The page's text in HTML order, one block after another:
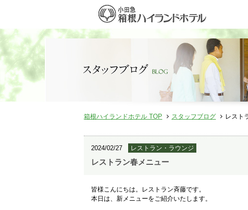
箱根ハイランドホテル TOP スタッフブログ レスト
2024/02/27 レストラン・ラウンジ
レストラン春メニュー
皆様こんにちは。レストラン斉藤です。
本日は、新メニューをご紹介いたします。